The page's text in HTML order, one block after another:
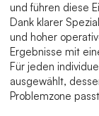
und führen diese
Dank klarer
und hoher
Ergebnisse mit
Für jeden
ausgewählt,
Problemzone